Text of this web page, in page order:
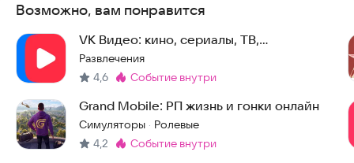
Возможно, вам понравится
VK Видео: кино, сериалы, ТВ,
мультфильмы и клипы
Развлечения
4,6 Метка:
событие внутри
Grand Mobile: РП жизнь и гонки онлайн
Симуляторы · Ролевые
4,2
Метка:
событие внутри